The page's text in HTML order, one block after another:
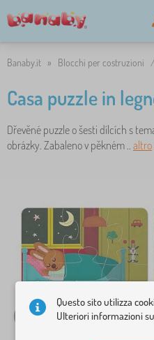
Banaby.it » Blocchi per costruzioni /
Casa puzzle in
Dřevěné puzzle o šesti dílcích s
obrázky. Zabaleno v pěkném .. altro
Questo sito utilizza
Ulteriori informazioni